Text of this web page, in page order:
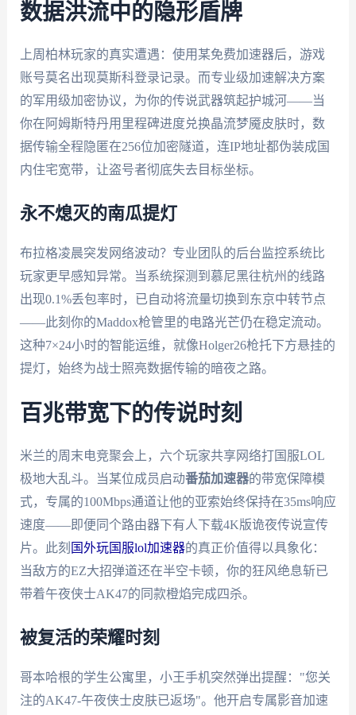
数据洪流中的隐形盾牌
上周柏林玩家的真实遭遇：使用某免费加速器后，游戏
账号莫名出现莫斯科登录记录。而专业级加速解决方案
的军用级加密协议，为你的传说武器筑起护城河——当
你在阿姆斯特丹用里程碑进度兑换晶流梦魇皮肤时，数
据传输全程隐匿在256位加密隧道，连IP地址都伪装成国
内住宅宽带，让盗号者彻底失去目标坐标。
永不熄灭的南瓜提灯
布拉格凌晨突发网络波动？专业团队的后台监控系统比
玩家更早感知异常。当系统探测到慕尼黑往杭州的线路
出现0.1%丢包率时，已自动将流量切换到东京中转节点
——此刻你的Maddox枪管里的电路光芒仍在稳定流动。
这种7×24小时的智能运维，就像Holger26枪托下方悬挂的
提灯，始终为战士照亮数据传输的暗夜之路。
百兆带宽下的传说时刻
米兰的周末电竞聚会上，六个玩家共享网络打国服LOL
极地大乱斗。当某位成员启动番茄加速器的带宽保障模
式，专属的100Mbps通道让他的亚索始终保持在35ms响应
速度——即便同个路由器下有人下载4K版诡夜传说宣传
片。此刻 国外玩国服lol加速器的真正价值得以具象化：
当敌方的EZ大招弹道还在半空卡顿，你的狂风绝息斩已
带着午夜侠士AK47的同款橙焰完成四杀。
被复活的荣耀时刻
哥本哈根的学生公寓里，小王手机突然弹出提醒："您关
注的AK47-午夜侠士皮肤已返场"。他开启专属影音加速